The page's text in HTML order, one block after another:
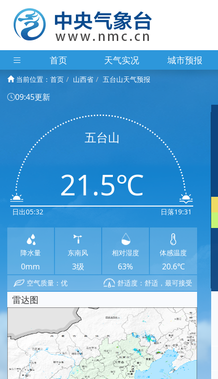
首页 天气实况 城市预报
当前位置： 首页 山西省 五台山天气预报
09:45更新
日出05:32
五台山
21.5℃
日落19:31
降水量
0mm
东南风
3级
相对湿度
63%
体感温度
20.6℃
空气质量：优 舒适度：舒适，最可接受
雷达图